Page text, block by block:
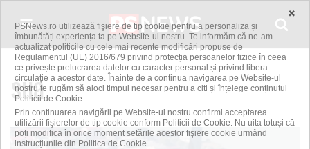
sua
×
PSNews.ro utilizează fişiere de tip cookie pentru a personaliza și
îmbunătăți experiența ta pe Website-ul nostru. Te informăm că ne-am
actualizat politicile cu cele mai recente modificări propuse de
Regulamentul (UE) 2016/679 privind protecția persoanelor fizice în ceea
ce privește prelucrarea datelor cu caracter personal și privind libera
circulație a acestor date. Înainte de a continua navigarea pe Website-ul
nostru te rugăm să aloci timpul necesar pentru a citi și înțelege conținutul
Politicii de Cookie.
Prin continuarea navigării pe Website-ul nostru confirmi acceptarea
utilizării fişierelor de tip cookie conform Politicii de Cookie. Nu uita totuși că
poți modifica în orice moment setările acestor fişiere cookie urmând
instrucțiunile din Politica de Cookie.